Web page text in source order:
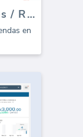
WooCommerce Desgloses / Reseñas (Informe)
en